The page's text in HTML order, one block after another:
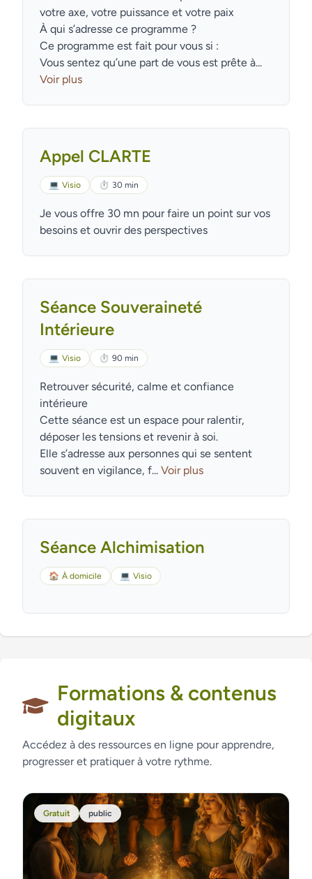
votre axe, votre puissance et votre paix
À qui s’adresse ce programme ?
Ce programme est fait pour vous si :
Vous sentez qu’une part de vous est prête à...
Voir plus
Appel CLARTE
💻 Visio ⏱ 30 min
Je vous offre 30 mn pour faire un point sur vos
besoins et ouvrir des perspectives
Séance Souveraineté
Intérieure
💻 Visio ⏱ 90 min
Retrouver sécurité, calme et confiance
intérieure
Cette séance est un espace pour ralentir,
déposer les tensions et revenir à soi.
Elle s’adresse aux personnes qui se sentent
souvent en vigilance, f... Voir plus
Séance Alchimisation
🏠 À domicile 💻 Visio
Formations & contenus
digitaux
Accédez à des ressources en ligne pour apprendre,
progresser et pratiquer à votre rythme.
Gratuit public